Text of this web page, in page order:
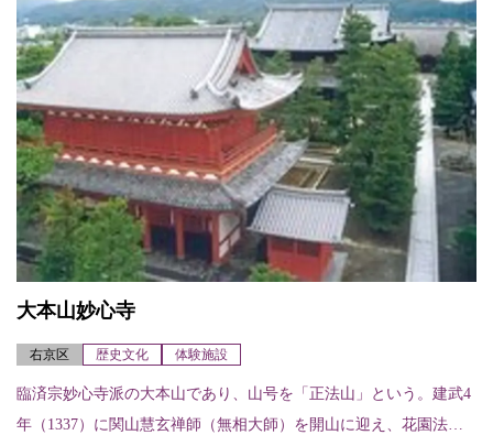
大本山妙心寺
右京区 歴史文化 体験施設
臨済宗妙心寺派の大本山であり、山号を「正法山」という。建武4
年（1337）に関山慧玄禅師（無相大師）を開山に迎え、花園法皇